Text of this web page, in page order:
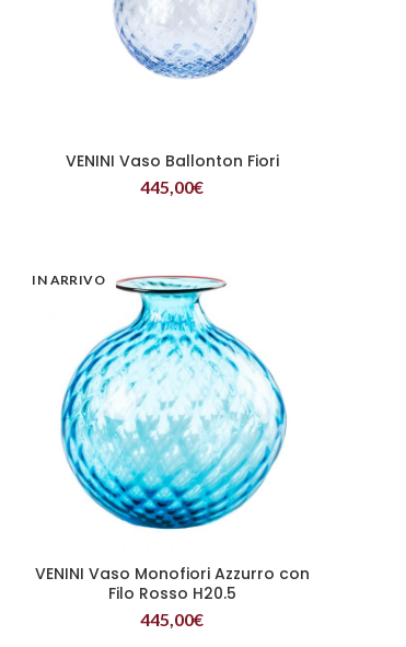
LEGGI TUTTO
VENINI Vaso Ballonton Fiori
445,00€
IN ARRIVO
LEGGI TUTTO
VENINI Vaso Monofiori Azzurro con
Filo Rosso H20.5
445,00€